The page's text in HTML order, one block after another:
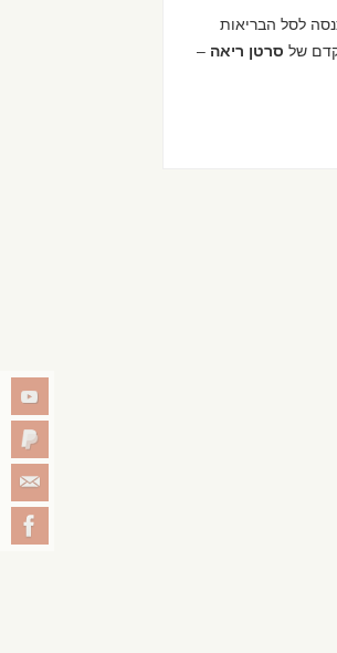
1 בספטמבר 2025, נכנסה לסל הבריאות
של סרטן ריאה –